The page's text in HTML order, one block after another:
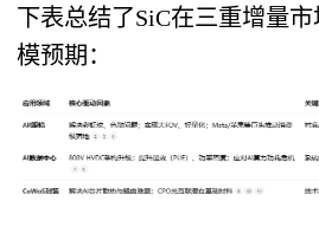
下表总结了SiC在三重增量
模预期：